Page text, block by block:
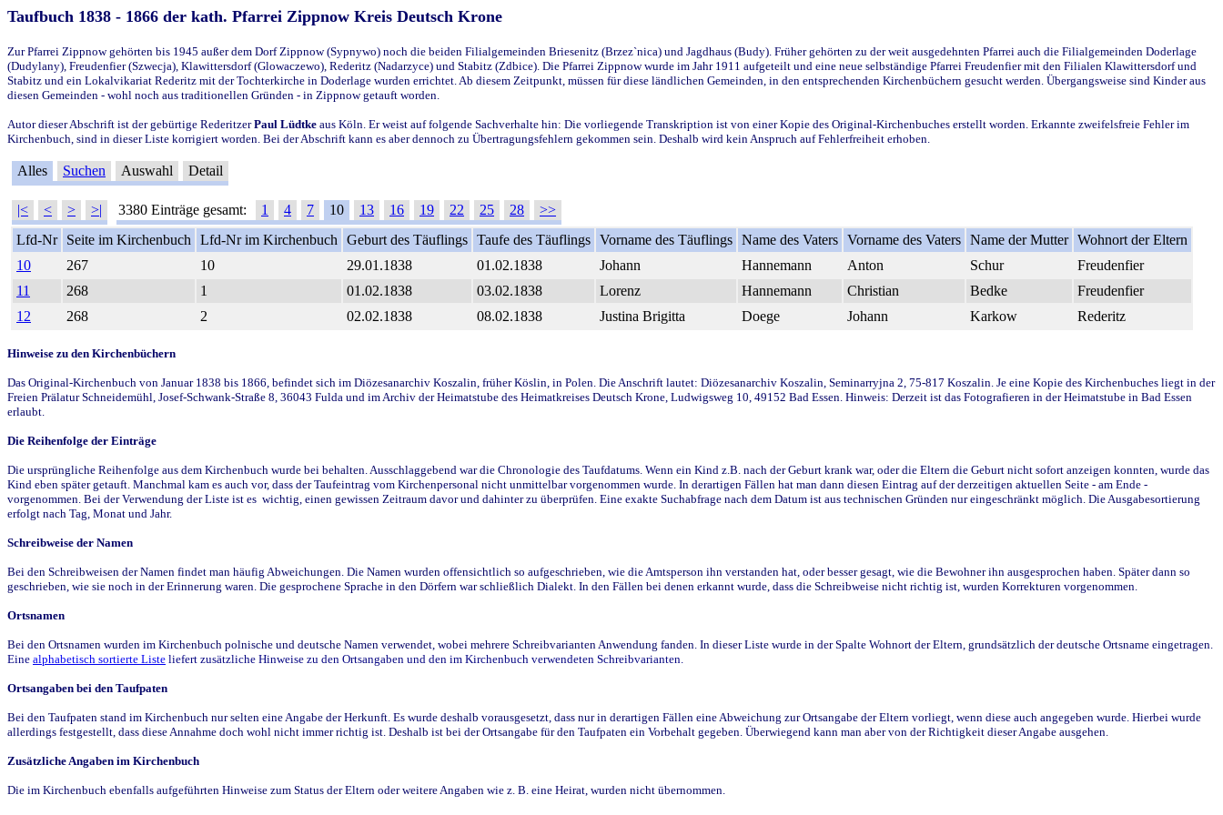
Taufbuch 1838 - 1866 der kath. Pfarrei Zippnow Kreis Deutsch Krone
Zur Pfarrei Zippnow gehörten bis 1945 außer dem Dorf Zippnow (Sypnywo) noch die beiden Filialgemeinden Briesenitz (Brzez`nica) und Jagdhaus (Budy). Früher gehörten zu der weit ausgedehnten Pfarrei auch die Filialgemeinden Doderlage
(Dudylany), Freudenfier (Szwecja), Klawittersdorf (Glowaczewo), Rederitz (Nadarzyce) und Stabitz (Zdbice). Die Pfarrei Zippnow wurde im Jahr 1911 aufgeteilt und eine neue selbständige Pfarrei Freudenfier mit den Filialen Klawittersdorf und
Stabitz und ein Lokalvikariat Rederitz mit der Tochterkirche in Doderlage wurden errichtet. Ab diesem Zeitpunkt, müssen für diese ländlichen Gemeinden, in den entsprechenden Kirchenbüchern gesucht werden. Übergangsweise sind Kinder aus
diesen Gemeinden - wohl noch aus traditionellen Gründen - in Zippnow getauft worden.
Autor dieser Abschrift ist der gebürtige RederitzerPaul Lüdtke aus Köln. Er weist auf folgende Sachverhalte hin: Die vorliegende Transkription ist von einer Kopie des Original-Kirchenbuches erstellt worden. Erkannte zweifelsfreie Fehler im
Kirchenbuch, sind in dieser Liste korrigiert worden. Bei der Abschrift kann es aber dennoch zu Übertragungsfehlern gekommen sein. Deshalb wird kein Anspruch auf Fehlerfreiheit erhoben.
Alles Suchen Auswahl Detail
|< < > >| 3380 Einträge gesamt: 1 4 7 10 13 16 19 22 25 28
>>
Lfd-Nr
Seite im Kirchenbuch Lfd-Nr im Kirchenbuch Geburt des Täuflings Taufe des Täuflings Vorname des Täuflings Name des Vaters Vorname des Vaters Name der Mutter Wohnort der Eltern
10
267 10 29.01.1838 01.02.1838 Johann Hannemann Anton Schur
Freudenfier
11
268 1 01.02.1838 03.02.1838 Lorenz Hannemann Christian Bedke
Freudenfier
12
268 2 02.02.1838 08.02.1838 Justina Brigitta Doege Johann Karkow Rederitz
Hinweise zu den Kirchenbüchern
Das Original-Kirchenbuch von Januar 1838 bis 1866, befindet sich im Diözesanarchiv Koszalin, früher Köslin, in Polen. Die Anschrift lautet: Diözesanarchiv Koszalin, Seminarryjna 2, 75-817 Koszalin. Je eine Kopie des Kirchenbuches liegt in der
Freien Prälatur Schneidemühl, Josef-Schwank-Straße 8, 36043 Fulda und im Archiv der Heimatstube des Heimatkreises Deutsch Krone, Ludwigsweg 10, 49152 Bad Essen. Hinweis: Derzeit ist das Fotografieren in der Heimatstube in Bad Essen
erlaubt.
Die Reihenfolge der Einträge
Die ursprüngliche Reihenfolge aus dem Kirchenbuch wurde bei behalten. Ausschlaggebend war die Chronologie des Taufdatums. Wenn ein Kind z.B. nach der Geburt krank war, oder die Eltern die Geburt nicht sofort anzeigen konnten, wurde das
Kind eben später getauft. Manchmal kam es auch vor, dass der Taufeintrag vom Kirchenpersonal nicht unmittelbar vorgenommen wurde. In derartigen Fällen hat man dann diesen Eintrag auf der derzeitigen aktuellen Seite - am Ende -
vorgenommen. Bei der Verwendung der Liste ist es wichtig, einen gewissen Zeitraum davor und dahinter zu überprüfen. Eine exakte Suchabfrage nach dem Datum ist aus technischen Gründen nur eingeschränkt möglich. Die Ausgabesortierung
erfolgt nach Tag, Monat und Jahr.
Schreibweise der Namen
Bei den Schreibweisen der Namen findet man häufig Abweichungen. Die Namen wurden offensichtlich so aufgeschrieben, wie die Amtsperson ihn verstanden hat, oder besser gesagt, wie die Bewohner ihn ausgesprochen haben. Später dann so
geschrieben, wie sie noch in der Erinnerung waren. Die gesprochene Sprache in den Dörfern war schließlich Dialekt. In den Fällen bei denen erkannt wurde, dass die Schreibweise nicht richtig ist, wurden Korrekturen vorgenommen.
Ortsnamen
Bei den Ortsnamen wurden im Kirchenbuch polnische und deutsche Namen verwendet, wobei mehrere Schreibvarianten Anwendung fanden. In dieser Liste wurde in der Spalte Wohnort der Eltern, grundsätzlich der deutsche Ortsname eingetragen.
Eine alphabetisch sortierte Liste liefert zusätzliche Hinweise zu den Ortsangaben und den im Kirchenbuch verwendeten Schreibvarianten.
Ortsangaben bei den Taufpaten
Bei den Taufpaten stand im Kirchenbuch nur selten eine Angabe der Herkunft. Es wurde deshalb vorausgesetzt, dass nur in derartigen Fällen eine Abweichung zur Ortsangabe der Eltern vorliegt, wenn diese auch angegeben wurde. Hierbei wurde
allerdings festgestellt, dass diese Annahme doch wohl nicht immer richtig ist. Deshalb ist bei der Ortsangabe für den Taufpaten ein Vorbehalt gegeben. Überwiegend kann man aber von der Richtigkeit dieser Angabe ausgehen.
Zusätzliche Angaben im Kirchenbuch
Die im Kirchenbuch ebenfalls aufgeführten Hinweise zum Status der Eltern oder weitere Angaben wie z. B. eine Heirat, wurden nicht übernommen.